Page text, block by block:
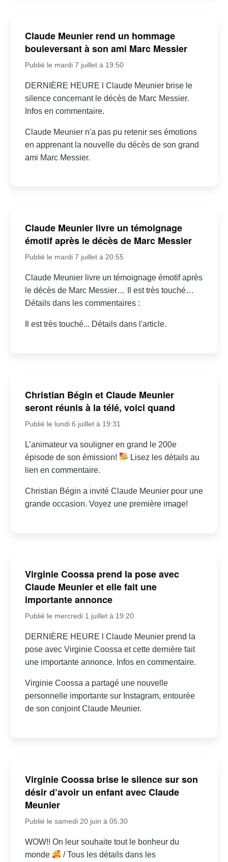
Claude Meunier rend un hommage
bouleversant à son ami Marc Messier
Publié le mardi 7 juillet à 19:50
DERNIÈRE HEURE l Claude Meunier brise le
silence concernant le décès de Marc Messier.
Infos en commentaire.
Claude Meunier n'a pas pu retenir ses émotions
en apprenant la nouvelle du décès de son grand
ami Marc Messier.
Claude Meunier livre un témoignage
émotif après le décès de Marc Messier
Publié le mardi 7 juillet à 20:55
Claude Meunier livre un témoignage émotif après
le décès de Marc Messier… Il est très touché…
Détails dans les commentaires :
Il est très touché... Détails dans l'article.
Christian Bégin et Claude Meunier
seront réunis à la télé, voici quand
Publié le lundi 6 juillet à 19:31
L’animateur va souligner en grand le 200e
épisode de son émission!
Lisez les détails au
lien en commentaire.
Christian Bégin a invité Claude Meunier pour une
grande occasion. Voyez une première image!
Virginie Coossa prend la pose avec
Claude Meunier et elle fait une
importante annonce
Publié le mercredi 1 juillet à 19:20
DERNIÈRE HEURE l Claude Meunier prend la
pose avec Virginie Coossa et cette dernière fait
une importante annonce. Infos en commentaire.
Virginie Coossa a partagé une nouvelle
personnelle importante sur Instagram, entourée
de son conjoint Claude Meunier.
Virginie Coossa brise le silence sur son
désir d’avoir un enfant avec Claude
Meunier
Publié le samedi 20 juin à 05:30
WOW!! On leur souhaite tout le bonheur du
monde
/ Tous les détails dans les